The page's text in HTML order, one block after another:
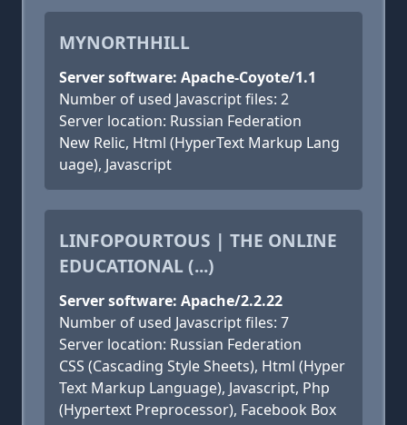
MYNORTHHILL
Server software: Apache-Coyote/1.1
Number of used Javascript files: 2
Server location: Russian Federation
New Relic, Html (HyperText Markup Lang
uage), Javascript
LINFOPOURTOUS | THE ONLINE
EDUCATIONAL (...)
Server software: Apache/2.2.22
Number of used Javascript files: 7
Server location: Russian Federation
CSS (Cascading Style Sheets), Html (Hyper
Text Markup Language), Javascript, Php
(Hypertext Preprocessor), Facebook Box